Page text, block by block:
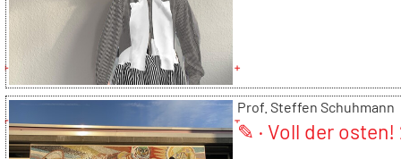
Prof. Steffen Schuhmann
✎ · Voll der osten!